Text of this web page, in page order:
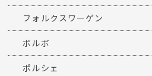
フォルクスワーゲン
ボルボ
ポルシェ